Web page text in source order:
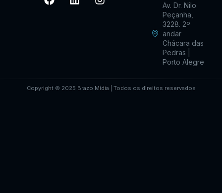
Av. Dr. Nilo
Peçanha,
3228. 2º
andar
Chácara das
Pedras |
Porto Alegre
Copyright © 2025 Brazo Mídia | Todos os direitos reservados